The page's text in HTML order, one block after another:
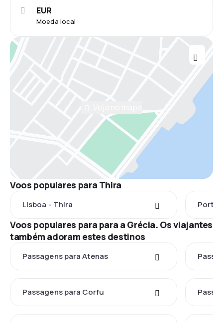
Moeda local
EUR
Voos populares para Thira
Lisboa - Thira Porto
Voos populares para para a Grécia. Os viajantes
também adoram estes destinos
Passagens para Atenas
Passagens para Corfu